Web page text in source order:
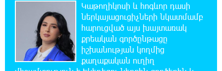
19:25:15 6-08-2026
ՌԴ-ն պատրաստ է շարունակել Հայաստանի
երկաթուղիների կոնցեսիոն կառավարումը.
Օվերչուկ
19:07:40 6-08-2026
Կաթողիկոսի և հոգևոր դասի
ներկայացուցիչների նկատմամբ
հարուցված այս խայտառակ
քրեական գործընթացը
իշխանության կողմից
քաղաքական ուղիղ